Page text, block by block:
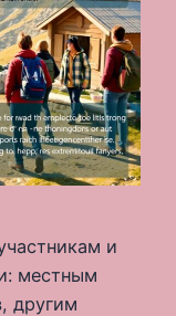
и
местным
другим